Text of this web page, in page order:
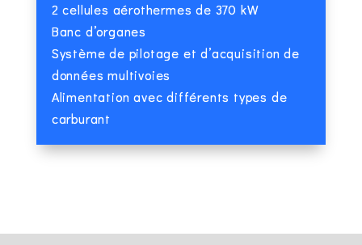
2 cellules aérothermes de 370 kW
Banc d’organes
Système de pilotage et d’acquisition de
données multivoies
Alimentation avec différents types de
carburant